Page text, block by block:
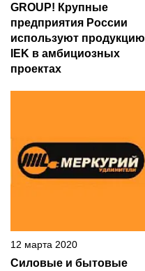
GROUP! Крупные
предприятия России
используют продукцию
IEK в амбициозных
проектах
12 марта 2020
Силовые и бытовые